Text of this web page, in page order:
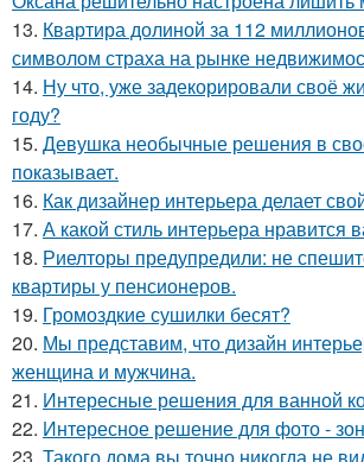
13. Квартира долиной за 112
символом страха на рынке
14. Ну что, уже задекорировали своё
году?
15. Девушка необычные решения в
показывает.
16. Как дизайнер интерьера делает
17. А какой стиль интерьера нравится
18. Риелторы предупредили: не
квартиры у пенсионеров.
19. Громоздкие сушилки бесят?
20. Мы представим, что дизайн
женщина и мужчина.
21. Интересные решения для ванной
22. Интересное решение для фото -